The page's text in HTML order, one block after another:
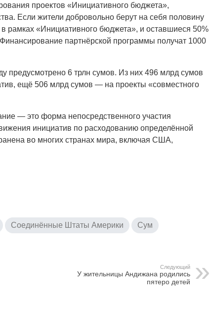
проектов «Инициативного бюджета»,
Если жители добровольно берут на себя половину
в рамках «Инициативного бюджета», и оставшиеся 50%
партнёрской программы получат 1000
предусмотрено 6 трлн сумов. Из них 496 млрд сумов
ещё 506 млрд сумов — на проекты «совместного
— это форма непосредственного участия
инициатив по расходованию определённой
во многих странах мира, включая США,
Соединённые Штаты Америки Сум
Следующий
У жительницы Андижана родились
пятеро детей